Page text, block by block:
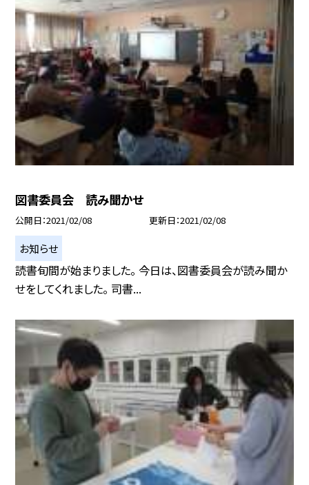
図書委員会 読み聞かせ
公開日 2021/02/08 更新日 2021/02/08
お知らせ
読書旬間が始まりました。 今日は、図書委員会が読み聞か
せをしてくれました。 司書...